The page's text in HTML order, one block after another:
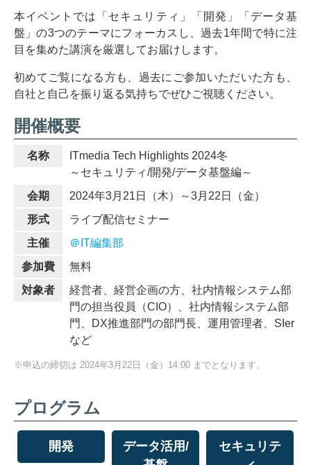
本イベントでは「セキュリティ」「開発」「データ基
盤」の3つのテーマにフォーカスし、過去1年間で特に注
目を集めた講演を厳選してお届けします。
初めてご覧になる方も、過去にご参加いただいた方も、
自社と自己を振り返る気持ちでぜひご視聴ください。
開催概要
名称
ITmedia Tech Highlights 2024冬
～セキュリティ/開発/データ基盤編～
会期
2024年3月21日（木）～3月22日（金）
形式
ライブ配信セミナー
主催
＠IT編集部
参加費
無料
対象者
経営者、経営企画の方、社内情報システム部
門の担当役員（CIO）、社内情報システム部
門、DX推進部門の部門長、運用管理者、SIer
など
※申込の締切は 2024年3月22日（金）14:00 までとなります。
プログラム
開発
データ活用/
セキュリテ